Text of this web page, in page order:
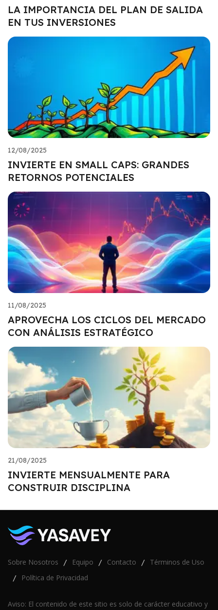
LA IMPORTANCIA DEL PLAN DE SALIDA
EN TUS INVERSIONES
12/08/2025
INVIERTE EN SMALL CAPS: GRANDES
RETORNOS POTENCIALES
11/08/2025
APROVECHA LOS CICLOS DEL MERCADO
CON ANÁLISIS ESTRATÉGICO
21/08/2025
INVIERTE MENSUALMENTE PARA
CONSTRUIR DISCIPLINA
Sobre Nosotros / Equipo / Contacto / Términos de Uso
/ Política de Privacidad
Aviso: El contenido de este sitio es solo de carácter educativo y